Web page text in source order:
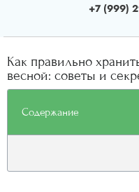
+7 (999)
Как правильно
весной: советы и
Содержание